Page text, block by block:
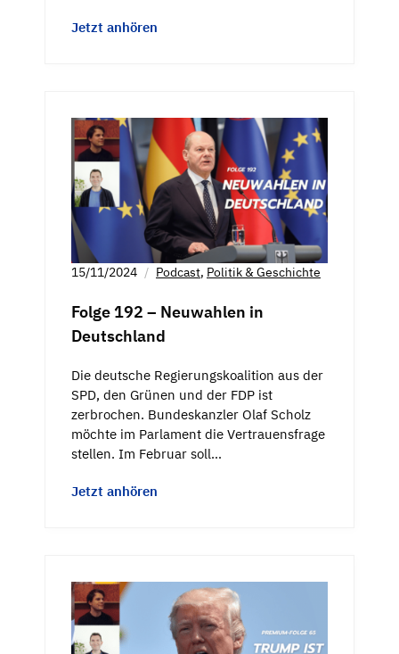
Jetzt anhören
15/11/2024 Podcast, Politik & Geschichte
Folge 192 – Neuwahlen in
Deutschland
Die deutsche Regierungskoalition aus der
SPD, den Grünen und der FDP ist
zerbrochen. Bundeskanzler Olaf Scholz
möchte im Parlament die Vertrauensfrage
stellen. Im Februar soll…
Jetzt anhören